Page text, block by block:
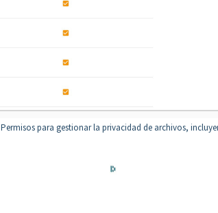
Permisos para gestionar la privacidad de archivos,